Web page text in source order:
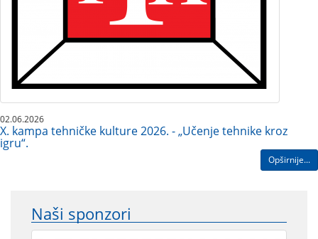
02.06.2026
X. kampa tehničke kulture 2026. - „Učenje tehnike kroz
igru“.
Opširnije...
Naši sponzori